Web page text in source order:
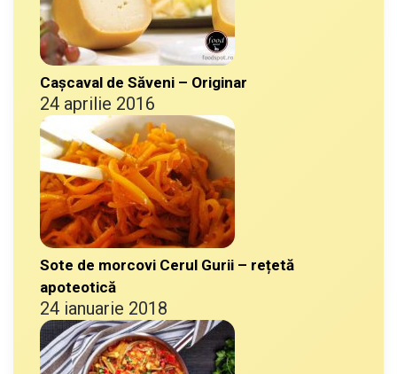
Cașcaval de Săveni – Originar
24 aprilie 2016
Sote de morcovi Cerul Gurii – rețetă
apoteotică
24 ianuarie 2018